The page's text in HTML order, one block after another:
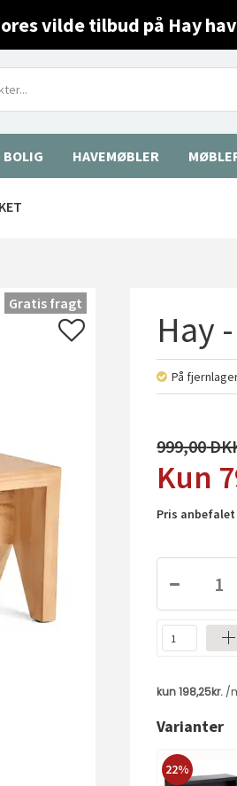
vilde tilbud på Hay
BOLIG HAVEMØBLER
Gratis fragt
Hay
På
999,00
Pris
Varianter
22%